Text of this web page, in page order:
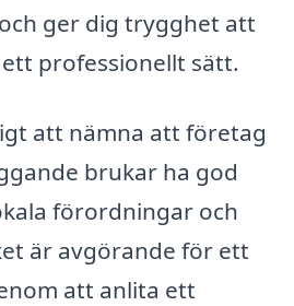
ger dig trygghet att
professionellt sätt.
att nämna att företag
brukar ha god
förordningar och
är avgörande för ett
att anlita ett